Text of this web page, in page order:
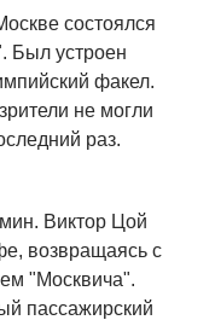
состоялся
Был устроен
факел.
не могли
раз.
Виктор Цой
возвращаясь с
"Москвича".
пассажирский